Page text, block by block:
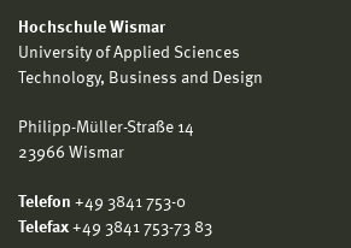
Hochschule Wismar
University of Applied Sciences
Technology, Business and Design
Philipp-Müller-Straße 14
23966 Wismar
Telefon +49 3841 753-0
Telefax +49 3841 753-73 83